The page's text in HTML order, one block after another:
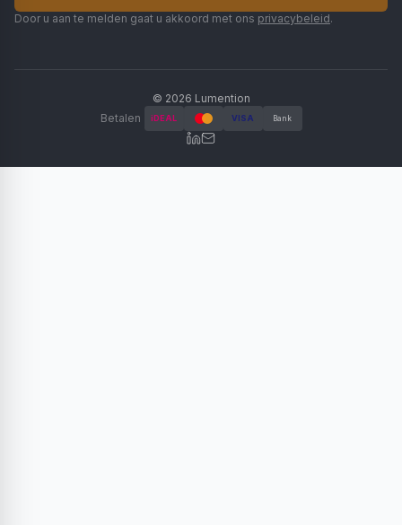
Door u aan te melden gaat u akkoord met ons privacybeleid.
© 2026 Lumention
Betalen
iDEAL VISA Bank